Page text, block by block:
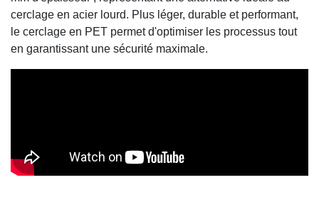
cerclage en acier lourd. Plus léger, durable et performant,
le cerclage en PET permet d'optimiser les processus tout
en garantissant une sécurité maximale.